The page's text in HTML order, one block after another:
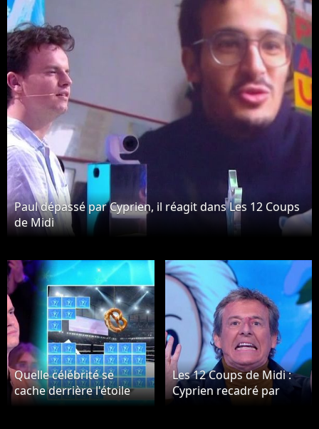
Paul dépassé par Cyprien, il réagit dans Les 12 Coups
de Midi
Quelle célébrité se
cache derrière l'étoile
mystérieuse de février
Les 12 Coups de Midi :
Cyprien recadré par